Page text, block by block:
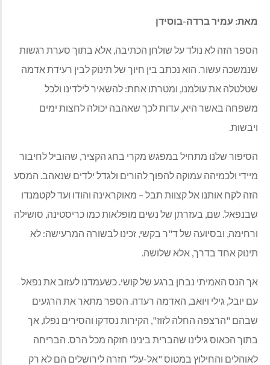
מאת: עמיר ברדה-בוסידן
הספר הזה לא נולד על שולחן הכתיבה, אלא בתוך סערת רגשות
שנמשכה עשור. הוא נכתב בין חיוך של תינוק לבין רעידת אדמה
שטלטלה את עולמנו, ומטרתו אחת: להשאיר לילדינו ולכל
משפחה באשר היא, עדות לכך שאהבה יכולה לחצות ימים
ויבשות.
הסיפור שלנו מתחיל במפגש מקרי בחג הקציר, שהוביל לחיבור
מיידי ולכמיהה עמוקה להפוך להורים ולגדל ילדים שנאהב. המסע
הזה לקח אותנו אל קצוות תבל – מאוקראינה והודו ועד לקטמנדו
שבנפאל. שם, בעזרתן של נשים מופלאות כמו כריסטינה, סושילה
ורחימה, ובסיועה של ד"ר בקשי, זכינו לבשורה המרעישה: לא
תינוק אחד בדרך, אלא שלושה.
אך הנס האמיתי נבחן ברגע של קושי. כשעמדנו לעזוב את נפאל
עם יובל, גילי ויואב, האדמה רעדה. הספר מתאר את הרגעים
שבהם "הרצפה החלה לזוז", הקירות נסדקו והסירים נפלו, אך
בתוך הכאוס גילינו שהברית בינינו חזקה מכל הרס. הבריחה
לאוהלים והחילוץ במטוס "אל-על" חזרה לירושלים הם לא רק